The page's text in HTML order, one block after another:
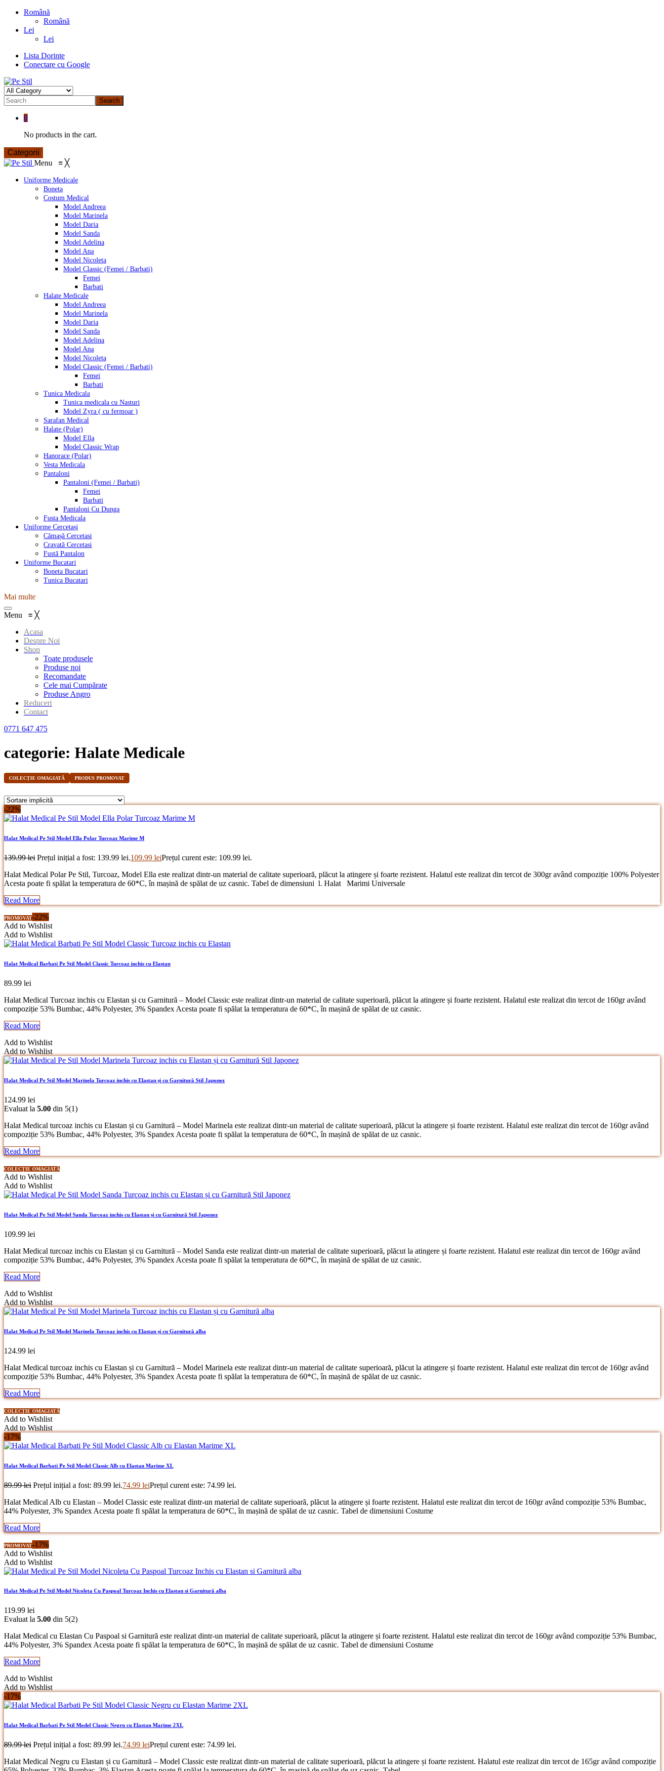
Română
Română
Lei
Lei
Lista Dorinte
Conectare cu Google
Search
0
No products in the cart.
Categorii
Menu ≡ ╳
Uniforme Medicale
Boneta
Costum Medical
Model Andreea
Model Marinela
Model Daria
Model Sanda
Model Adelina
Model Ana
Model Nicoleta
Model Classic (Femei / Barbati)
Femei
Barbati
Halate Medicale
Model Andreea
Model Marinela
Model Daria
Model Sanda
Model Adelina
Model Ana
Model Nicoleta
Model Classic (Femei / Barbati)
Femei
Barbati
Tunica Medicala
Tunica medicala cu Nasturi
Model Zyra ( cu fermoar )
Sarafan Medical
Halate (Polar)
Model Ella
Model Classic Wrap
Hanorace (Polar)
Vesta Medicala
Pantaloni
Pantaloni (Femei / Barbati)
Femei
Barbati
Pantaloni Cu Dunga
Fusta Medicala
Uniforme Cercetași
Cămașă Cercetasi
Cravată Cercetasi
Fustă Pantalon
Uniforme Bucatari
Boneta Bucatari
Tunica Bucatari
Mai multe
Menu ≡ ╳
Acasa
Despre Noi
Shop
Toate produsele
Produse noi
Recomandate
Cele mai Cumpărate
Produse Angro
Reduceri
Contact
0771 647 475
categorie: Halate Medicale
COLECȚIE OMAGIATĂ PRODUS PROMOVAT
-22%
Halat Medical Pe Stil Model Ella Polar Turcoaz Marime M
139.99lei Prețul inițial a fost: 139.99 lei.109.99 leiPrețul curent este: 109.99 lei.
Halat Medical Polar Pe Stil, Turcoaz, Model Ella este realizat dintr-un material de calitate superioară, plăcut la atingere și foarte rezistent. Halatul este realizat din tercot de 300gr având compoziție 100% Polyester
Acesta poate fi spălat la temperatura de 60*C, în mașină de spălat de uz casnic. Tabel de dimensiuni l. Halat Marimi Universale
Read More
PROMOVAT-22%
Add to Wishlist
Add to Wishlist
Halat Medical Barbati Pe Stil Model Classic Turcoaz inchis cu Elastan
89.99 lei
Halat Medical Turcoaz inchis cu Elastan și cu Garnitură – Model Classic este realizat dintr-un material de calitate superioară, plăcut la atingere și foarte rezistent. Halatul este realizat din tercot de 160gr având
compoziție 53% Bumbac, 44% Polyester, 3% Spandex Acesta poate fi spălat la temperatura de 60*C, în mașină de spălat de uz casnic.
Read More
Add to Wishlist
Add to Wishlist
Halat Medical Pe Stil Model Marinela Turcoaz inchis cu Elastan și cu Garnitură Stil Japonez
124.99 lei
Evaluat la 5.00 din 5(1)
Halat Medical turcoaz inchis cu Elastan și cu Garnitură – Model Marinela este realizat dintr-un material de calitate superioară, plăcut la atingere și foarte rezistent. Halatul este realizat din tercot de 160gr având
compoziție 53% Bumbac, 44% Polyester, 3% Spandex Acesta poate fi spălat la temperatura de 60*C, în mașină de spălat de uz casnic.
Read More
COLECȚIE OMAGIATĂ
Add to Wishlist
Add to Wishlist
Halat Medical Pe Stil Model Sanda Turcoaz inchis cu Elastan și cu Garnitură Stil Japonez
109.99 lei
Halat Medical turcoaz inchis cu Elastan și cu Garnitură – Model Sanda este realizat dintr-un material de calitate superioară, plăcut la atingere și foarte rezistent. Halatul este realizat din tercot de 160gr având
compoziție 53% Bumbac, 44% Polyester, 3% Spandex Acesta poate fi spălat la temperatura de 60*C, în mașină de spălat de uz casnic.
Read More
Add to Wishlist
Add to Wishlist
Halat Medical Pe Stil Model Marinela Turcoaz inchis cu Elastan și cu Garnitură alba
124.99 lei
Halat Medical turcoaz inchis cu Elastan și cu Garnitură – Model Marinela este realizat dintr-un material de calitate superioară, plăcut la atingere și foarte rezistent. Halatul este realizat din tercot de 160gr având
compoziție 53% Bumbac, 44% Polyester, 3% Spandex Acesta poate fi spălat la temperatura de 60*C, în mașină de spălat de uz casnic.
Read More
COLECȚIE OMAGIATĂ
Add to Wishlist
Add to Wishlist
-17%
Halat Medical Barbati Pe Stil Model Classic Alb cu Elastan Marime XL
89.99lei Prețul inițial a fost: 89.99 lei.74.99 leiPrețul curent este: 74.99 lei.
Halat Medical Alb cu Elastan – Model Classic este realizat dintr-un material de calitate superioară, plăcut la atingere și foarte rezistent. Halatul este realizat din tercot de 160gr având compoziție 53% Bumbac,
44% Polyester, 3% Spandex Acesta poate fi spălat la temperatura de 60*C, în mașină de spălat de uz casnic. Tabel de dimensiuni Costume
Read More
PROMOVAT-17%
Add to Wishlist
Add to Wishlist
Halat Medical Pe Stil Model Nicoleta Cu Paspoal Turcoaz Inchis cu Elastan si Garnitură alba
119.99 lei
Evaluat la 5.00 din 5(2)
Halat Medical cu Elastan Cu Paspoal si Garnitură este realizat dintr-un material de calitate superioară, plăcut la atingere și foarte rezistent. Halatul este realizat din tercot de 160gr având compoziție 53% Bumbac,
44% Polyester, 3% Spandex Acesta poate fi spălat la temperatura de 60*C, în mașină de spălat de uz casnic. Tabel de dimensiuni Costume
Read More
Add to Wishlist
Add to Wishlist
-17%
Halat Medical Barbati Pe Stil Model Classic Negru cu Elastan Marime 2XL
89.99lei Prețul inițial a fost: 89.99 lei.74.99 leiPrețul curent este: 74.99 lei.
Halat Medical Negru cu Elastan și cu Garnitură – Model Classic este realizat dintr-un material de calitate superioară, plăcut la atingere și foarte rezistent. Halatul este realizat din tercot de 165gr având compoziție